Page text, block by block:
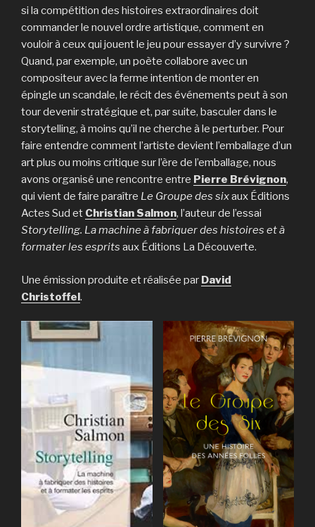
si la compétition des histoires extraordinaires doit
commander le nouvel ordre artistique, comment en
vouloir à ceux qui jouent le jeu pour essayer d’y survivre ?
Quand, par exemple, un poète collabore avec un
compositeur avec la ferme intention de monter en
épingle un scandale, le récit des événements peut à son
tour devenir stratégique et, par suite, basculer dans le
storytelling, à moins qu’il ne cherche à le perturber. Pour
faire entendre comment l’artiste devient l’emballage d’un
art plus ou moins critique sur l’ère de l’emballage, nous
avons organisé une rencontre entre Pierre Brévignon,
qui vient de faire paraître Le Groupe des sixaux Éditions
Actes Sud et Christian Salmon, l’auteur de l’essai
Storytelling. La machine à fabriquer des histoires et à
formater les esprits aux Éditions La Découverte.
Une émission produite et réalisée par David
Christoffel.